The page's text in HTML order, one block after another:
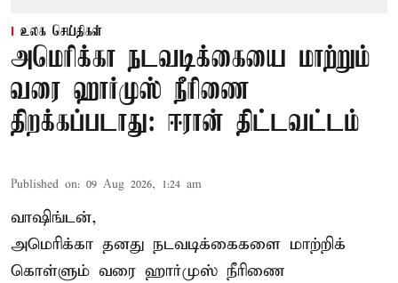
உலக செய்திகள்
அமெரிக்கா நடவடிக்கையை மாற்றும்
வரை ஹார்முஸ் நீரிணை
திறக்கப்படாது: ஈரான் திட்டவட்டம்
Published on: 09 Aug 2026, 1:24 am
வாஷிங்டன்,
அமெரிக்கா தனது நடவடிக்கைகளை மாற்றிக்
கொள்ளும் வரை ஹார்முஸ் நீரிணை